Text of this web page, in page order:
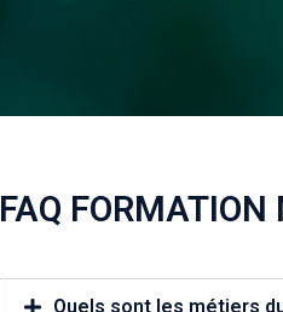
FAQ FORMATION
Quels sont les métiers